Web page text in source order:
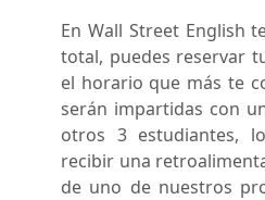
En Wall Street English
total, puedes reservar
el horario que más te
serán impartidas con
otros 3 estudiantes,
recibir una
de uno de nuestros